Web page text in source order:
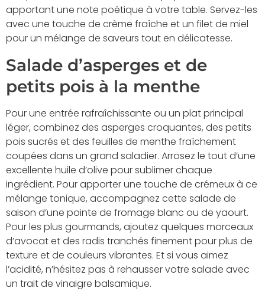
apportant une note poétique à votre table. Servez-les
avec une touche de crème fraîche et un filet de miel
pour un mélange de saveurs tout en délicatesse.
Salade d’asperges et de
petits pois à la menthe
Pour une entrée rafraîchissante ou un plat principal
léger, combinez des asperges croquantes, des petits
pois sucrés et des feuilles de menthe fraîchement
coupées dans un grand saladier. Arrosez le tout d’une
excellente huile d’olive pour sublimer chaque
ingrédient. Pour apporter une touche de crémeux à ce
mélange tonique, accompagnez cette salade de
saison d’une pointe de fromage blanc ou de yaourt.
Pour les plus gourmands, ajoutez quelques morceaux
d’avocat et des radis tranchés finement pour plus de
texture et de couleurs vibrantes. Et si vous aimez
l’acidité, n’hésitez pas à rehausser votre salade avec
un trait de vinaigre balsamique.